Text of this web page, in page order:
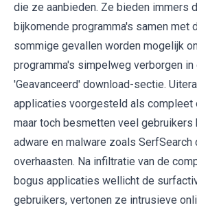
die ze aanbieden. Ze bieden immers
bijkomende programma's samen met
sommige gevallen worden mogelijk
programma's simpelweg verborgen
'Geavanceerd' download-sectie.
applicaties voorgesteld als compleet
maar toch besmetten veel gebruikers
adware en malware zoals
overhaasten. Na infiltratie van de
bogus applicaties wellicht de
gebruikers, vertonen ze intrusieve